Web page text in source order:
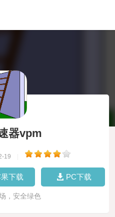
器vpm
19
下载 PC下载
，安全绿色